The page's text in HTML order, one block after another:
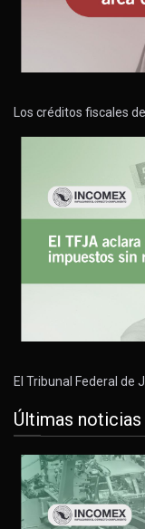
Los créditos fiscales
El Tribunal Federal de
Últimas noticias